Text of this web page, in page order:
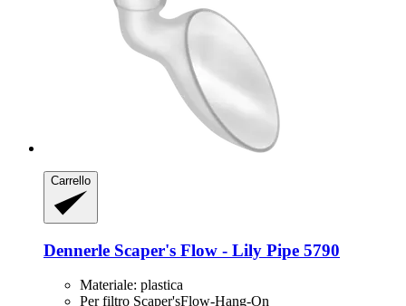
Carrello
Dennerle Scaper's Flow -​ Lily Pipe 5790
Materiale: plastica
Per filtro Scaper'sFlow-Hang-On